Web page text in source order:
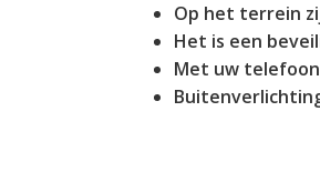
Op het terrein
Het is een
Met uw